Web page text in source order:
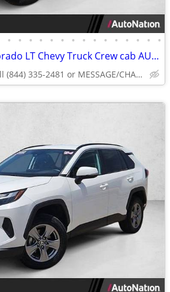
• • • • • • • • • • • • • • •
2024 Chevrolet Colorado LT Chevy Truck Crew cab AUTONATION
Call (844) 335-2481 or MESSAGE/CHAT to confirm availability